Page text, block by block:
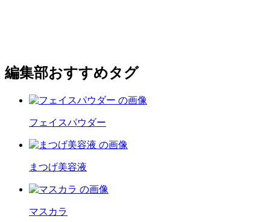
編集部おすすめタグ
フェイスパウダー
まつげ美容液
マスカラ